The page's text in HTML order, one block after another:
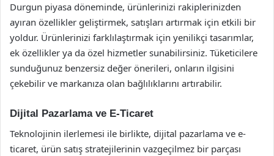
Durgun piyasa döneminde, ürünlerinizi rakiplerinizden
ayıran özellikler geliştirmek, satışları artırmak için etkili bir
yoldur. Ürünlerinizi farklılaştırmak için yenilikçi tasarımlar,
ek özellikler ya da özel hizmetler sunabilirsiniz. Tüketicilere
sunduğunuz benzersiz değer önerileri, onların ilgisini
çekebilir ve markanıza olan bağlılıklarını artırabilir.
Dijital Pazarlama ve E-Ticaret
Teknolojinin ilerlemesi ile birlikte, dijital pazarlama ve e-
ticaret, ürün satış stratejilerinin vazgeçilmez bir parçası